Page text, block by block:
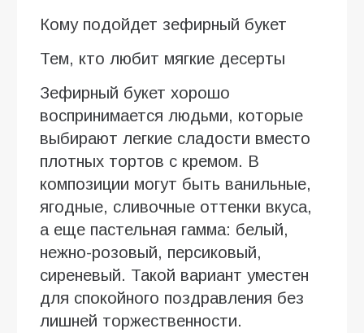
Кому подойдет зефирный букет
Тем, кто любит мягкие десерты
Зефирный букет хорошо
воспринимается людьми, которые
выбирают легкие сладости вместо
плотных тортов с кремом. В
композиции могут быть ванильные,
ягодные, сливочные оттенки вкуса,
а еще пастельная гамма: белый,
нежно-розовый, персиковый,
сиреневый. Такой вариант уместен
для спокойного поздравления без
лишней торжественности.